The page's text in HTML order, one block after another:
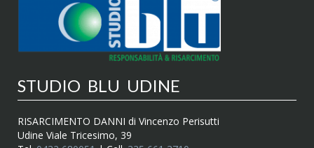
STUDIO BLU UDINE
RISARCIMENTO DANNI di Vincenzo Perisutti
Udine Viale Tricesimo, 39